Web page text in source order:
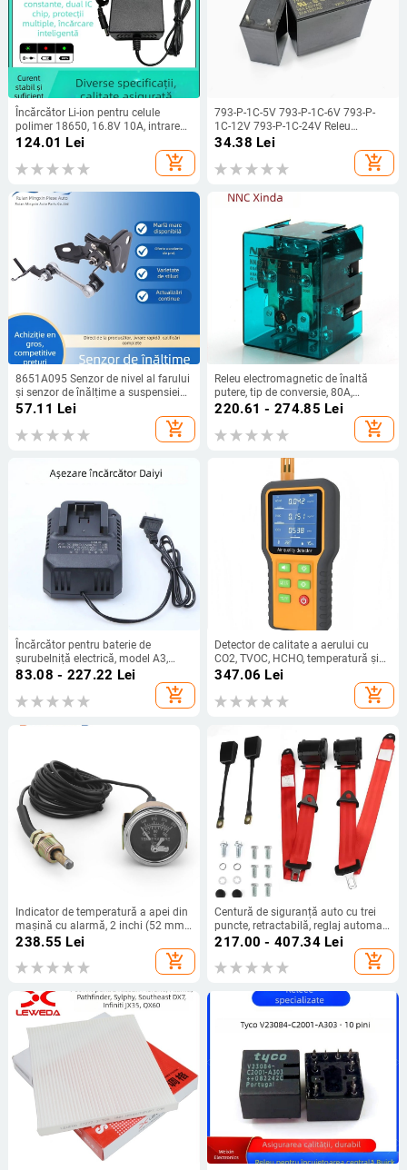
Încărcător Li-ion pentru celule
polimer 18650, 16.8V 10A, intrare
AC100-240V, seria 16.8V, ambalare
124.01 Lei
add_shopping_cart
793-P-1C-5V 793-P-1C-6V 793-P-
1C-12V 793-P-1C-24V Releu
Matsukawa
34.38 Lei
add_shopping_cart
8651A095 Senzor de nivel al farului
și senzor de înălțime a suspensiei
pentru Mitsubishi Outlander —
domeniu de măsurare standard,
acuratețe standard, aplicație
57.11 Lei
add_shopping_cart
Releu electromagnetic de înaltă
putere, tip de conversie, 80A,
contacte din argint, NNC71F-
220.61 - 274.85 Lei
add_shopping_cart
Încărcător pentru baterie de
șurubelniță electrică, model A3,
universal 48V/88V Li-ion
83.08 - 227.22 Lei
add_shopping_cart
Detector de calitate a aerului cu
CO2, TVOC, HCHO, temperatură și
umiditate
347.06 Lei
add_shopping_cart
Indicator de temperatură a apei din
mașină cu alarmă, 2 inchi (52 mm),
model 10702044, interval 60–120
238.55 Lei
add_shopping_cart
Centură de siguranță auto cu trei
puncte, retractabilă, reglaj automat,
din poliester
217.00 - 407.34Lei
add_shopping_cart